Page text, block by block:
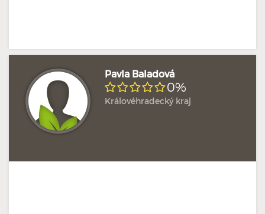
Pavla Baladová
0%
Královéhradecký kraj